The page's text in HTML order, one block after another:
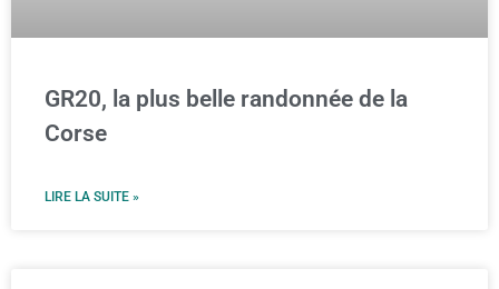
GR20, la plus belle randonnée de la
Corse
LIRE LA SUITE »